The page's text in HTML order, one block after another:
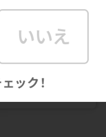
比較ドットコムの比較